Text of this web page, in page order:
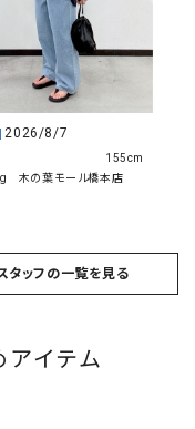
2026/8/7
木の葉モール橋本店
155cm
タッフの一覧を見る
イテム